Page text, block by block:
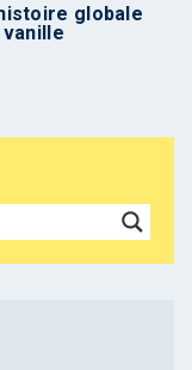
globale
vanille